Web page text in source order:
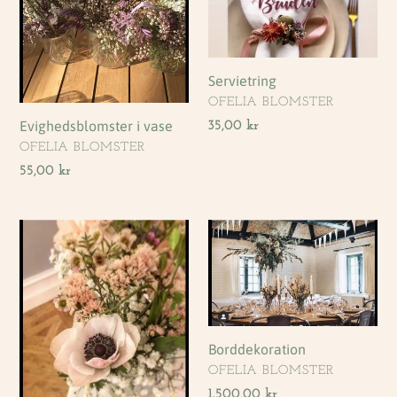
Evighedsblomster i vase
FORHANDLER
OFELIA BLOMSTER
Normalpris
55,00 kr
Servietring
FORHANDLER
OFELIA BLOMSTER
Normalpris
35,00 kr
Luxsus
enkel
buket
af
løse
stilke
Borddekoration
Borddekoration
FORHANDLER
OFELIA BLOMSTER